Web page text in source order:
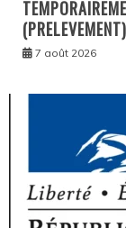
7 août 2026